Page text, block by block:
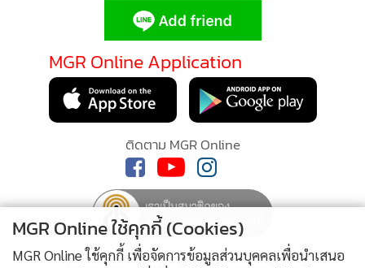
MGR Online Application
ติดตาม MGR Online
MGR Online ใช้คุกกี้ (Cookies)
MGR Online ใช้คุกกี้ เพื่อจัดการข้อมูลส่วนบุคคลเพื่อนำเสนอ